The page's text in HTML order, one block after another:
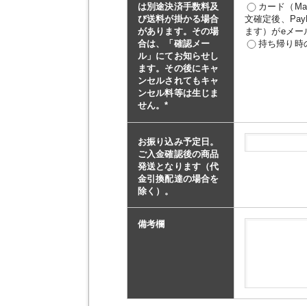
は別途決済手数料及
び送料が掛かる場合
があります。その場
合は、「確認メー
ル」にてお知らせし
ます。その後にキャ
ンセルされてもキャ
ンセル料等は生じま
せん。*
カード（
文確定後、
ます）がeメ
持ち帰り時
お振り込み予定日。
ご入金確認後の商品
発送となります（代
金引換配達の場合を
除く）。
備考欄